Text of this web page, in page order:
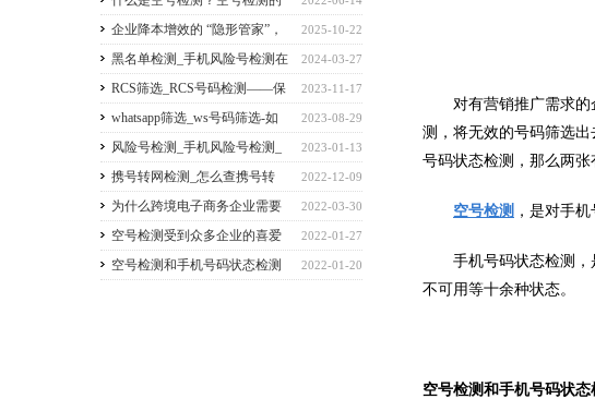
对有营销推广需求的企
测，将无效的号码筛选
号码状态检测，那么两张
空号检测 ，是对手
手机号码状态检测，是
不可用等十余种状态。
空号检测和手机号码状态
每个检测结果具体代表什么意
思？
2025-10-22
企业降本增效的 “隐形管家”，
激活客户价值新引擎！
2024-03-27
黑名单检测_手机风险号检测在
企业营销过程中扮演着重要的
角色！
2023-11-17
RCS筛选_RCS号码检测——保
护您的通信安全，助力企业高
效运营！
2023-08-29
whatsapp筛选_ws号码筛选-如
何进行whatsapp号码检测筛选
的操作流程，whatsapp如何筛
选活跃用户？
2023-01-13
风险号检测_手机风险号检测_
黑号筛选_手机黑号检测-投诉
号检测服务如何操作？
2022-12-09
携号转网检测_怎么查携号转
网,我们如何进行携号转网查询
和检测
2022-03-30
为什么跨境电子商务企业需要
用“空号检测”服务？
2022-01-27
空号检测受到众多企业的喜爱
原因是什么？
2022-01-20
空号检测和手机号码状态检测